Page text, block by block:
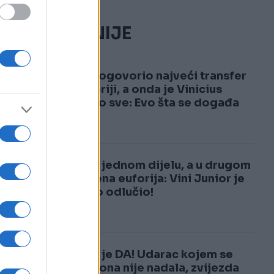
NAJČITANIJE
1
Real dogovorio najveći transfer
u historiji, a onda je Vinicius
šokirao sve: Evo šta se događa
2
Tuga u jednom dijelu, a u drugom
neviđena euforija: Vini Junior je
upravo odlučio!
Rekao je DA! Udarac kojem se
Barcelona nije nadala, zvijezda